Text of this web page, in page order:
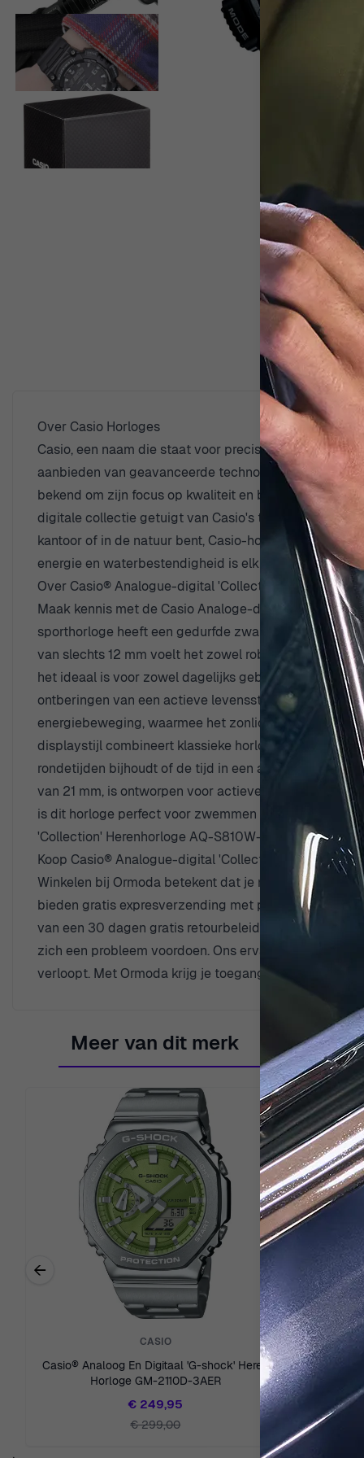
View larger image
View larger image
Over Casio Horloges
Casio, een naam die staat voor precisie en
aanbieden van geavanceerde technologie en stijl, is
bekend om zijn focus op kwaliteit en
digitale collectie getuigt van Casio's toewijding aan
kantoor of in de natuur bent, Casio-horloges zijn
energie en waterbestendigheid is elk stuk een
Over Casio® Analogue-digital 'Collection'
Maak kennis met de Casio Analoge-digitale
sporthorloge heeft een gedurfde zwarte behuizing
van slechts 12 mm voelt het zowel robuust als
het ideaal is voor zowel dagelijks gebruik als meer
ontberingen van een actieve levensstijl en
energiebeweging, waarmee het zonlicht omzet in
displaystijl combineert klassieke horlogemaken met
rondetijden bijhoudt of de tijd in een andere tijdzone
van 21 mm, is ontworpen voor actieve mannen en
is dit horloge perfect voor zwemmen en andere
'Collection' Herenhorloge AQ-S810W-1AVEF,
Koop Casio® Analogue-digital 'Collection'
Winkelen bij Ormoda betekent dat je meer krijgt dan
bieden gratis expresverzending met premium
van een 30 dagen gratis retourbeleid, zodat je met
zich een probleem voordoen. Ons ervaren
verloopt. Met Ormoda krijg je toegang tot een erfenis
Meer van dit merk
Previous related products
←
CASIO
Casio® Analoog En Digitaal 'G-shock' Heren
Horloge GM-2110D-3AER
€ 249,95
€ 299,00
Casio